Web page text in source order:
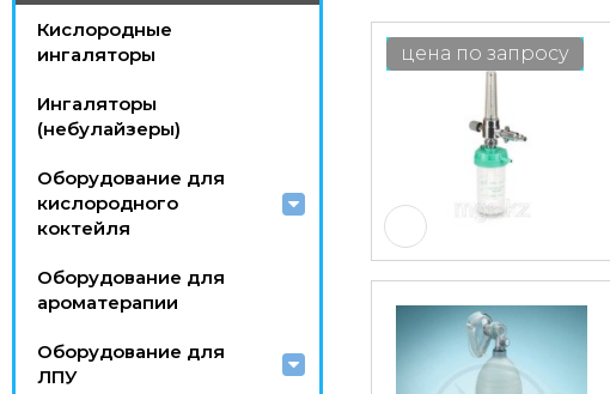
цена по запросу
Кислородные
ингаляторы
Ингаляторы
(небулайзеры)
Оборудование для
кислородного
коктейля
Оборудование для
ароматерапии
Оборудование для
ЛПУ